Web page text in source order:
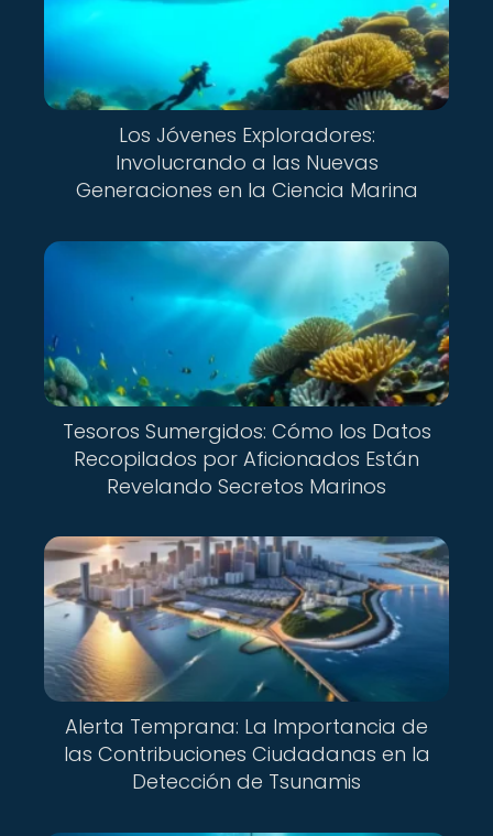
Los Jóvenes Exploradores:
Involucrando a las Nuevas
Generaciones en la Ciencia Marina
Tesoros Sumergidos: Cómo los Datos
Recopilados por Aficionados Están
Revelando Secretos Marinos
Alerta Temprana: La Importancia de
las Contribuciones Ciudadanas en la
Detección de Tsunamis